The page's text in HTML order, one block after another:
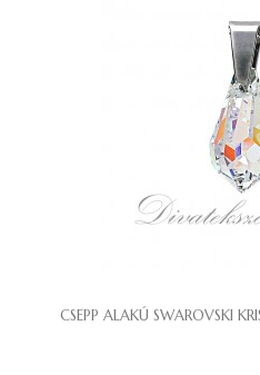
CSEPP ALAKÚ SWAROVSKI